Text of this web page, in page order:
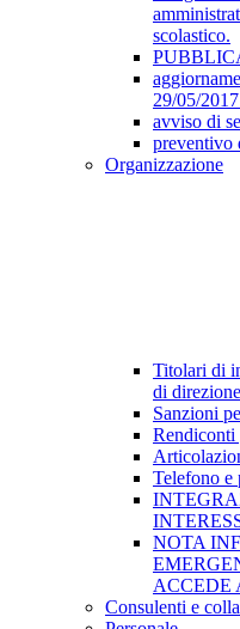
scolastico.
29/05/
avviso di
preventivo
Organizzazione
Titolari di
di
Sanzioni
Telefono e
NOTA
ACCEDE
Consulenti e